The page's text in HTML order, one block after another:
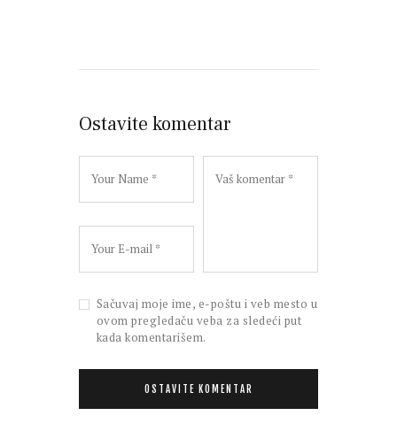
Ostavite komentar
Sačuvaj moje ime, e-poštu i veb mesto u
ovom pregledaču veba za sledeći put
kada komentarišem.